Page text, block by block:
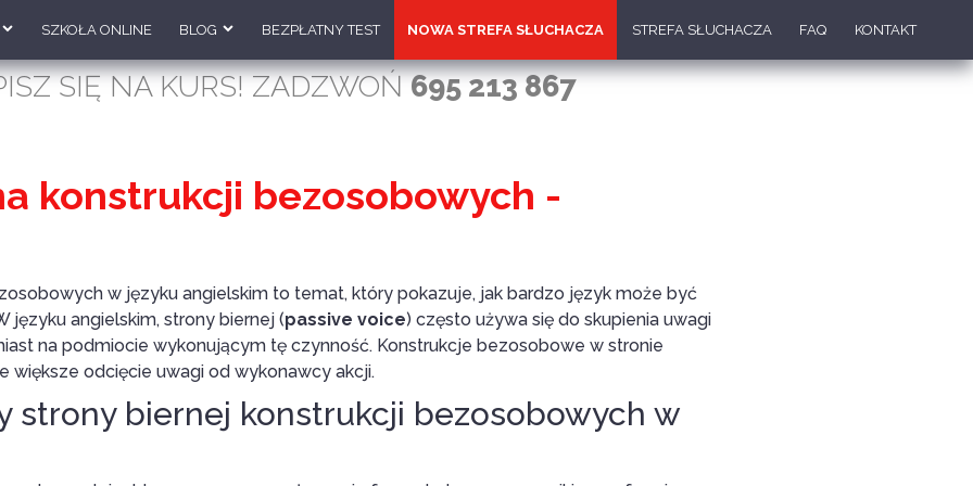
SZKOŁA ONLINE BLOG BEZPŁATNY TEST NOWA STREFA SŁUCHACZA STREFA SŁUCHACZA FAQ KONTAKT
SIĘ NA KURS! ZADZWOŃ695 213 867
konstrukcji bezosobowych -
w języku angielskim to temat, który pokazuje, jak bardzo język może być
języku angielskim, strony biernej (passive voice) często używa się do skupienia uwagi
na podmiocie wykonującym tę czynność. Konstrukcje bezosobowe w stronie
większe odcięcie uwagi od wykonawcy akcji.
strony biernej konstrukcji bezosobowych w